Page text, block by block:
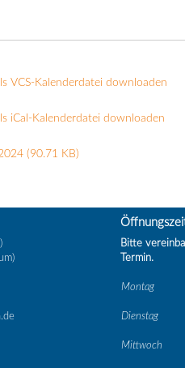
VCS-Kalenderdatei downloaden
iCal-Kalenderdatei downloaden
(90.71 KB)
Bitte
Termin.
Montag
Dienstag
Mittwoch